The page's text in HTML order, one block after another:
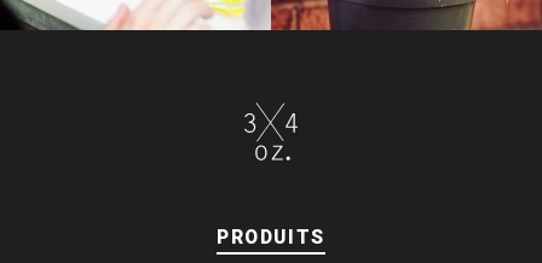
PRODUITS